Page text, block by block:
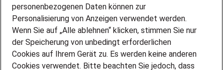
ÜBER UNS
STANDORTE
BLOG
PRESSE
personenbezogenen Daten können zur
Personalisierung von Anzeigen verwendet werden.
Wenn Sie auf „Alle ablehnen“ klicken, stimmen Sie nur
der Speicherung von unbedingt erforderlichen
Cookies auf Ihrem Gerät zu. Es werden keine anderen
Cookies verwendet. Bitte beachten Sie jedoch, dass